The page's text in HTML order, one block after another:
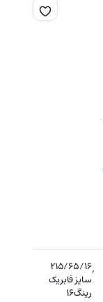
,۲۱۵/۶۵/۱۶
سایز فابریک
رینگ۱۶